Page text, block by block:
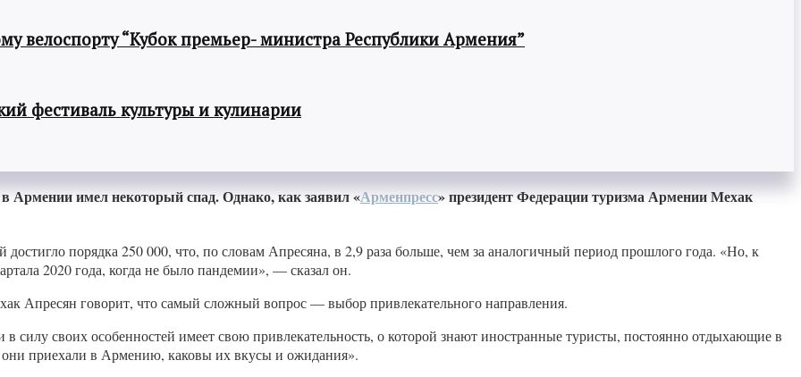
велоспорту “Кубок премьер- министра Республики Армения”
фестиваль культуры и кулинарии
Армении имел некоторый спад. Однако, как заявил «Арменпресс» президент Федерации туризма Армении Мехак
порядка 250 000, что, по словам Апресяна, в 2,9 раза больше, чем за аналогичный период прошлого года. «Но, к
2020 года, когда не было пандемии», — сказал он.
Апресян говорит, что самый сложный вопрос — выбор привлекательного направления.
своих особенностей имеет свою привлекательность, о которой знают иностранные туристы, постоянно отдыхающие в
приехали в Армению, каковы их вкусы и ожидания».